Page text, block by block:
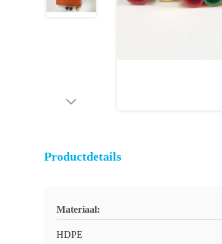
Productdetails
Materiaal:
HDPE